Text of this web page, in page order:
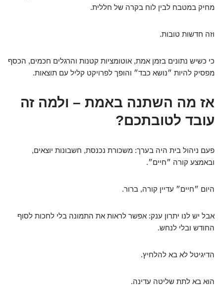
מחיק במטבח לבין לוח בקרה של חללית.
וזה חדשות טובות.
כי כשיש נתונים בזמן אמת, אוטומציות קטנות והרגלים חכמים, הכסף
מפסיק להיות ״נושא כבד״ והופך לפרויקט קליל עם תוצאות.
אז מה השתנה באמת – ולמה זה
עובד לטובתכם?
פעם ניהול בית היה בערך: משכורת נכנסת, חשבונות יוצאים,
ובאמצע קורה ״חיים״.
היום ״חיים״ עדיין קורה, ברור.
אבל יש לנו יתרון ענק: אפשר לראות את התמונה בלי לחכות לסוף
החודש ובלי לנחש.
הדיגיטל לא בא להלחיץ.
הוא בא לתת שליטה עדינה.